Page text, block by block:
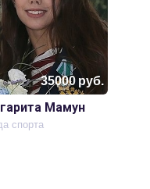
35000руб.
Мамун
спорта